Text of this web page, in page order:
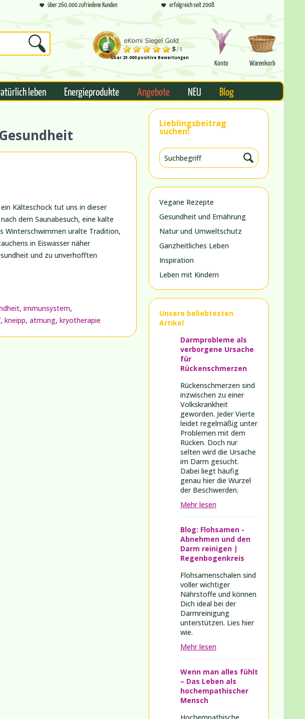
über 260.000 zufriedene Kunden erfolgreich seit 2008
über 23.000 positive Bewertungen
Konto Warenkorb
leben Energieprodukte Angebote NEU Blog
Lieblingsbeitrag
suchen!
Vegane Rezepte
Gesundheit und Ernährung
Natur und Umweltschutz
Ganzheitliches Leben
Inspiration
Leben mit Kindern
Unsere beliebtesten
Artikel
Darmprobleme als
verborgene Ursache
für
Rückenschmerzen
Rückenschmerzen sind
inzwischen zu einer
Volkskrankheit
geworden. Jeder Vierte
leidet regelmäßig unter
Problemen mit dem
Rücken. Doch nur
selten wird die Ursache
im Darm gesucht.
Dabei liegt häufig
genau hier die Wurzel
der Beschwerden.
Mehr lesen
Blog: Flohsamen -
Abnehmen und den
Darm reinigen |
Regenbogenkreis
Flohsamenschalen sind
voller wichtiger
Nährstoffe und können
Dich ideal bei der
Darmreinigung
unterstützen. Lies hier
wie.
Mehr lesen
Wenn man alles fühlt
– Das Leben als
hochempathischer
Mensch
Kälteschock tut uns in dieser
dem Saunabesuch, eine kalte
Winterschwimmen uralte Tradition,
in Eiswasser näher
und zu unverhofften
,immunsystem,
,kneipp,atmung,kryotherapie